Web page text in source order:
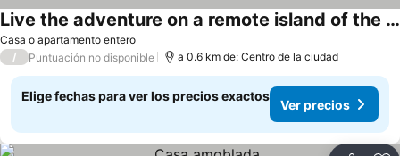
Casa o apartamento entero
Live the adventure on a remote island of the world.
Ver precios
/ Puntuación no disponible a 0.6 km de: Centro de la ciudad
Elige fechas para ver los precios exactos
Ver precios